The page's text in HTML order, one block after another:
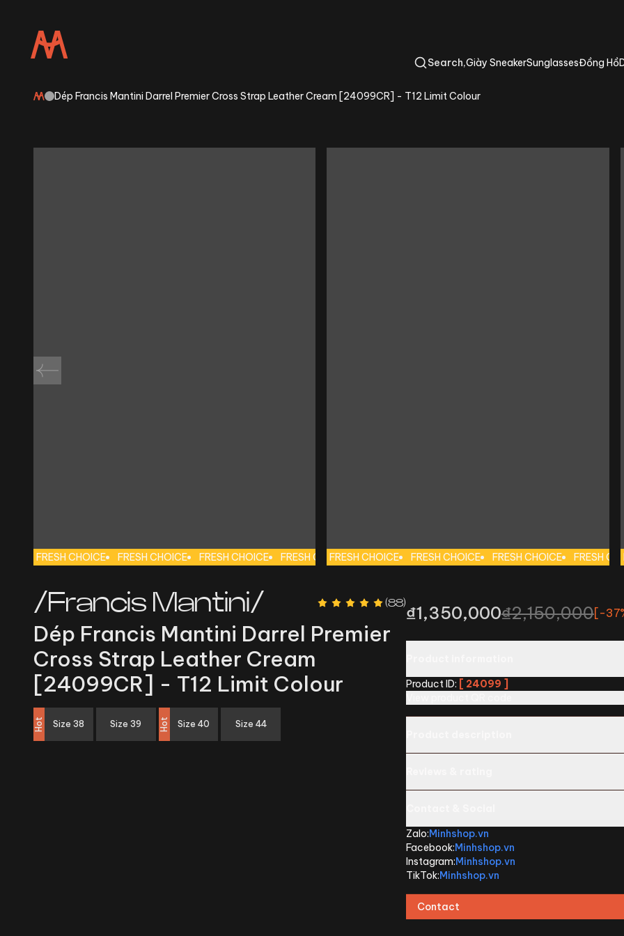
Search,Giày SneakerSunglassesĐồng Hồ
Dép Francis Mantini Darrel Premier Cross Strap Leather Cream [24099CR] - T12 Limit Colour
FRESH CHOICE FRESH CHOICE FRESH CHOICE FRESH CHOICE FRESH CHOICE FRESH CHOICE FRESH CHOICE
FRESH CHOICE FRESH CHOICE FRESH CHOICE FRESH
Previous slide
/Francis Mantini/ (88)
Dép Francis Mantini Darrel Premier
Cross Strap Leather Cream
[24099CR] - T12 Limit Colour
Hot Size 38 Size 39 Hot Size 40 Size 44
₫1,350,000₫2,150,000[-
Product ID: [ 24099 ]
Zalo:Minhshop.vn
Facebook:Minhshop.vn
Instagram:Minhshop.vn
TikTok:Minhshop.vn
Contact